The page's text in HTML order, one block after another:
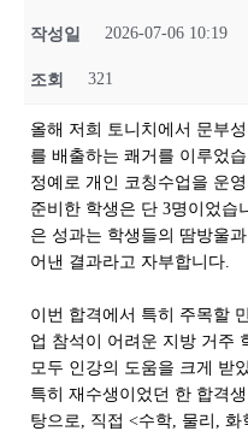
작성일 2026-07-06 10:19
조회 321
올해 저희 토니치에서 문부
를 배출하는 쾌거를 이루었
정예로 개인 코칭수업을 운
준비한 학생은 단 3명이었습
은 성과는 학생들의 땀방울
어낸 결과라고 자부합니다.
이번 합격에서 특히 주목할
업 참석이 어려운 지방 거주
모두 인강의 도움을 크게 받
특히 재수생이었던 한 합격
탕으로, 직접 <수학, 물리,